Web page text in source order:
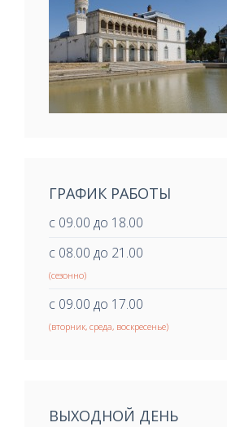
ГРАФИК РАБОТЫ
с 09.00 до 18.00
с 08.00 до 21.00
(сезонно)
с 09.00 до 17.00
(вторник, среда, воскресенье)
ВЫХОДНОЙ ДЕНЬ